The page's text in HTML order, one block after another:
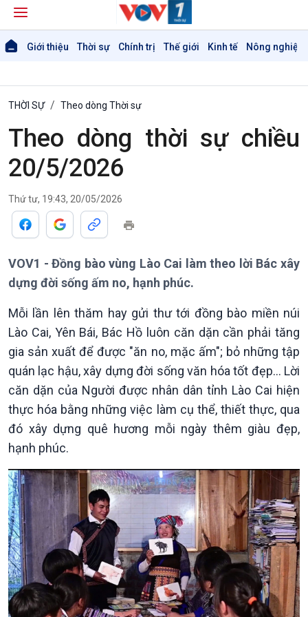
Giới thiệu Thời sự Chính trị Thế giới Kinh tế Nông nghiệp
Bản tin
Chuyên mục
Theo dòng Thời sự
Chính trị
Tin Chính trị
Chính phủ với người dân
Quốc hội với cử tri
Xây dựng đảng
Đảng trong cuộc sống
Nhận diện sự thật
Pháp luật và đời sống
Thế giới
Tin thế giới
Vấn đề quốc tế
Hồ sơ sự kiện quốc tế
Thế giới & Việt Nam
bền
Kinh tế
Tin Kinh tế
Trước giờ mở cửa
Dòng chảy Kinh tế
Nông nghiệp & Biển đảo
Tin Nông nghiệp & Biển
đảo
Mùa vàng
THỜI SỰ Theo dòng Thời sự
Theo dòng thời sự chiều
20/5/2026
Thứ tư, 19:43, 20/05/2026
VOV1 - Đồng bào vùng Lào Cai làm theo lời Bác xây
dựng đời sống ấm no, hạnh phúc.
Mỗi lần lên thăm hay gửi thư tới đồng bào miền núi
Lào Cai, Yên Bái, Bác Hồ luôn căn dặn cần phải tăng
gia sản xuất để được "ăn no, mặc ấm"; bỏ những tập
quán lạc hậu, xây dựng đời sống văn hóa tốt đẹp… Lời
căn dặn của Người được nhân dân tỉnh Lào Cai hiện
thực hóa bằng những việc làm cụ thể, thiết thực, qua
đó xây dựng quê hương mỗi ngày thêm giàu đẹp,
hạnh phúc.